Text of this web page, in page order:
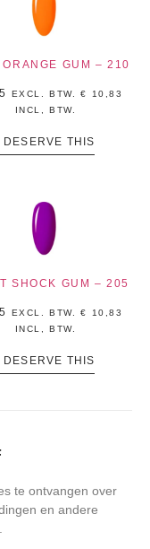
GUM – 210
EXCL. BTW.€
10,83
INCL, BTW.
DESERVE THIS
SHOCK GUM – 205
EXCL. BTW.€
10,83
INCL, BTW.
DESERVE THIS
te ontvangen over
en andere